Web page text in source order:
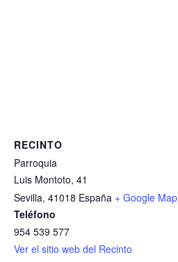
RECINTO
Parroquia
Luis Montoto, 41
Sevilla, 41018 España + Google Map
Teléfono
954 539 577
Ver el sitio web del Recinto